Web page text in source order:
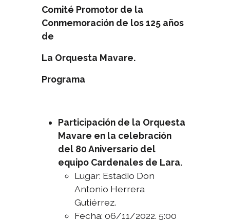
Comité Promotor de la
Conmemoración de los 125 años
de
La Orquesta Mavare.
Programa
Participación de la Orquesta
Mavare en la celebración
del 80 Aniversario del
equipo Cardenales de Lara.
Lugar: Estadio Don
Antonio Herrera
Gutiérrez.
Fecha: 06/11/2022. 5:00